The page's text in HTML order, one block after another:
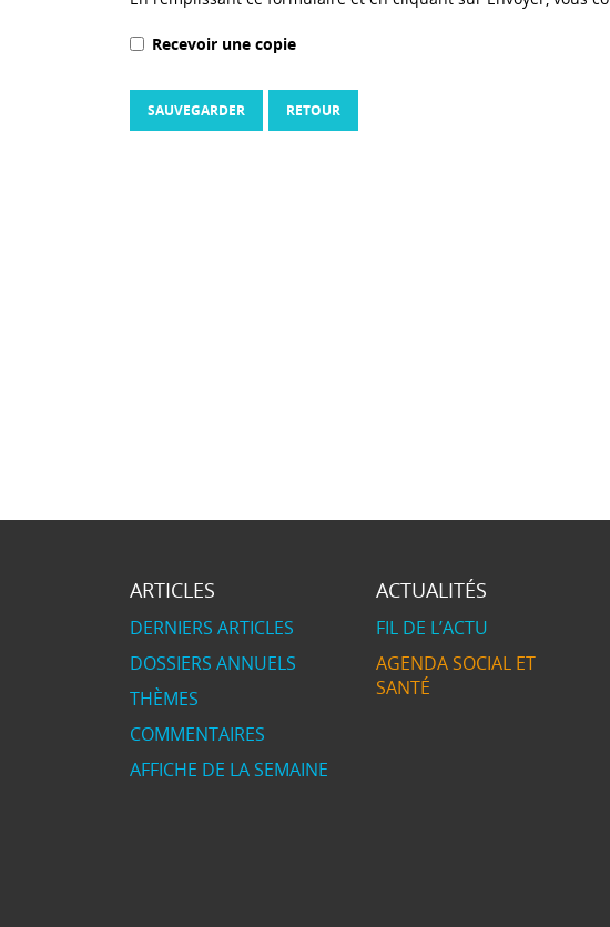
Recevoir une copie
SAUVEGARDER RETOUR
ARTICLES
DERNIERS ARTICLES
DOSSIERS ANNUELS
THÈMES
COMMENTAIRES
AFFICHE DE LA SEMAINE
ACTUALITÉS
FIL DE L’ACTU
AGENDA SOCIAL ET
SANTÉ